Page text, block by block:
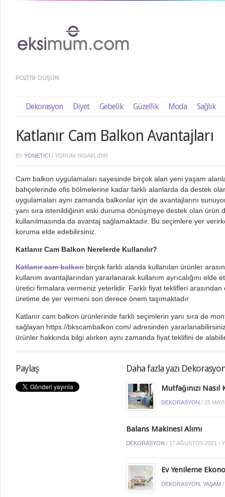
POZITIF DÜŞÜN
Dekorasyon Diyet Gebelik Güzellik Moda Sağlık
Katlanır Cam Balkon Avantajları
BY YONETICI / YORUM YASAKLIDIR
Cam balkon uygulamaları sayesinde birçok alan yeni yaşam
bahçelerinde ofis bölmelerine kadar farklı alanlarda da destek
uygulamaları aynı zamanda balkonlar için de avantajlarını
yanı sıra istenildiğinin eski duruma dönüşmeye destek olan ürün
kullanılmasında da avantaj sağlamaktadır. Bu seçimlere yer
koruma elde edebilirsiniz.
Katlanır Cam Balkon Nerelerde Kullanılır?
Katlanır cam balkon birçok farklı alanda kullanılan ürünler
kullanım avantajlarından yararlanarak kullanım ayrıcalığını elde
üretici firmalara vermeniz yeterlidir. Farklı fiyat teklifleri arasından
üretime de yer vermeni son derece önem taşımaktadır
Katlanır cam balkon ürünlerinde farklı seçimlerin yanı sıra de
sağlayan https://bkscambalkon.com/ adresinden
ürünler hakkında bilgi alırken aynı zamanda fiyat teklifini de
Paylaş Daha fazla yazı
Mutfağınızı
DEKORASYON / 25
Balans Makinesi Alımı
DEKORASYON / 17 AĞUSTOS 2021 /
Ev Yenileme
DEKORASYON ,YAŞAM